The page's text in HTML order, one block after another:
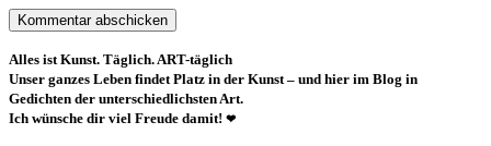
Alles ist Kunst. Täglich. ART-täglich
Unser ganzes Leben findet Platz in der Kunst – und hier im Blog in
Gedichten der unterschiedlichsten Art.
Ich wünsche dir viel Freude damit! ❤